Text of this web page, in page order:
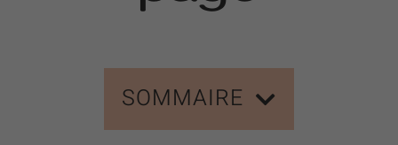
SOMMAIRE